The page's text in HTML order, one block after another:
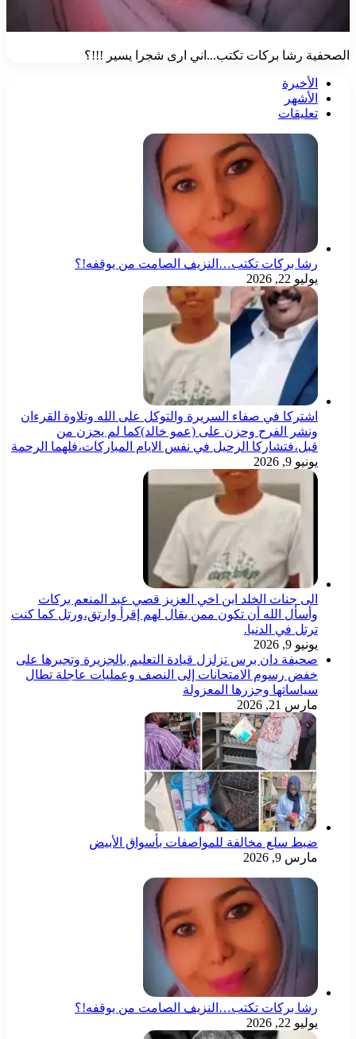
الصحفية رشا بركات تكتب...اني ارى شجرا يسير !!!؟
الأخيرة
الأشهر
تعليقات
رشا بركات تكتب…النزيف الصامت من يوقفه!؟
يوليو 22, 2026
اشتركا في صفاء السريرة والتوكل على الله وتلاوة القرءان
ونشر الفرح وحزن على (عمو خالد)كما لم يحزن من
قبل،فتشاركا الرحيل في نفس الايام المباركات،فلهما الرحمة
يونيو 9, 2026
الى جنات الخلد ابن اخي العزيز قصي عبد المنعم بركات
وأسأل الله أن تكون ممن يقال لهم إقرأ وارتق،ورتل كما كنت
ترتل في الدنيا.
يونيو 9, 2026
صحيفة دان برس تزلزل قيادة التعليم بالجزيرة وتجبرها على
خفض رسوم الامتحانات إلى النصف وعمليات عاجلة تطال
سياساتها وجزرها المعزولة
مارس 21, 2026
ضبط سلع مخالفة للمواصفات بأسواق الأبيض
مارس 9, 2026
رشا بركات تكتب…النزيف الصامت من يوقفه!؟
يوليو 22, 2026